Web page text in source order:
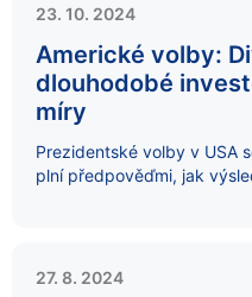
23. 10. 2024
Americké volby:
dlouhodobé
míry
Prezidentské volby v USA
plní předpověďmi, jak
27. 8. 2024